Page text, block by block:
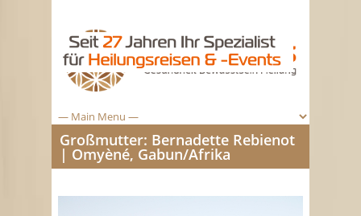
Großmutter: Bernadette Rebienot
| Omyèné, Gabun/Afrika